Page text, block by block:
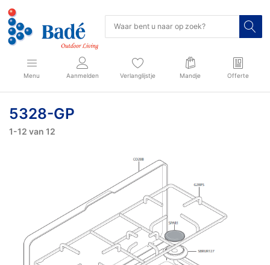
Menu Aanmelden Verlanglijstje Mandje Offerte
5328-GP
1-12 van 12